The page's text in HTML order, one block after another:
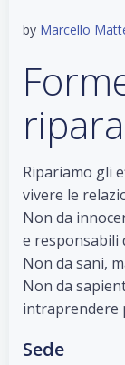
by Marcello
Ripariamo gli
vivere le
Non da
e responsabili
Non da sani,
Non da
intraprendere
Sede